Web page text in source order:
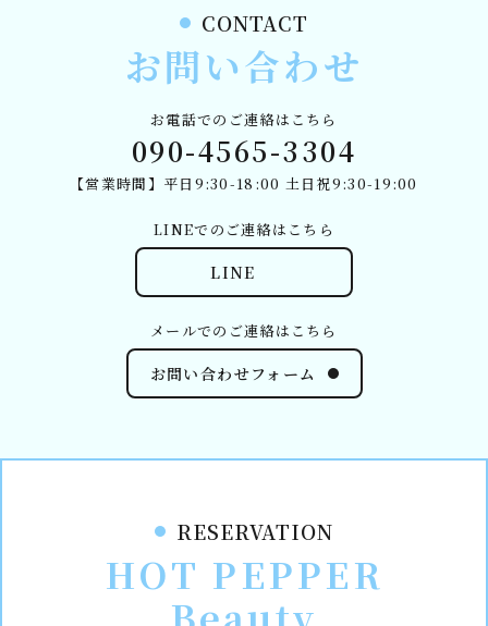
CONTACT
お問い合わせ
お電話でのご連絡はこちら
090-4565-3304
【営業時間】平日9:30-18:00 土日祝9:30-19:00
LINEでのご連絡はこちら
LINE
メールでのご連絡はこちら
お問い合わせフォーム
RESERVATION
HOT PEPPER
Beauty